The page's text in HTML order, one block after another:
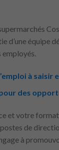
d’une équipe
employés.
à saisir
des
et votre
de
à